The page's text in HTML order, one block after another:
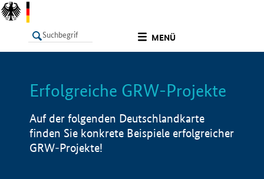
MENÜ
LISTE Info
Erfolgreiche GRW-Projekte
Auf der folgenden Deutschlandkarte
finden Sie konkrete Beispiele erfolgreicher
GRW-Projekte!